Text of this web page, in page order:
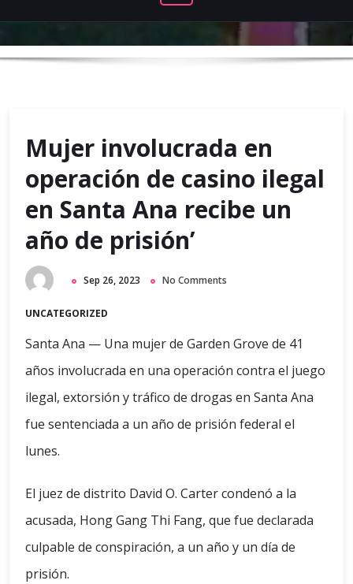
Mujer involucrada en
operación de casino ilegal
en Santa Ana recibe un
año de prisión’
Sep 26, 2023 No Comments
UNCATEGORIZED
Santa Ana — Una mujer de Garden Grove de 41
años involucrada en una operación contra el juego
ilegal, extorsión y tráfico de drogas en Santa Ana
fue sentenciada a un año de prisión federal el
lunes.
El juez de distrito David O. Carter condenó a la
acusada, Hong Gang Thi Fang, que fue declarada
culpable de conspiración, a un año y un día de
prisión.